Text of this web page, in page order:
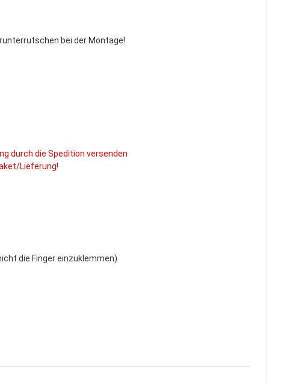
bei der Montage!
durch die Spedition versenden
Lieferung!
die Finger einzuklemmen)